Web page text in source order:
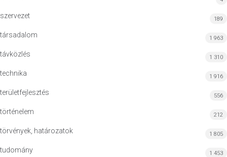
szervezet 189
társadalom 1 963
távközlés 1 310
technika 1 916
területfejlesztés 556
történelem 212
törvények, határozatok 1 805
tudomány 1 453